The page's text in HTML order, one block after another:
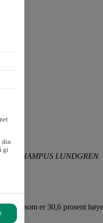
HAMPUS LUNDGREN
som er 30,6 prosent
din
gi